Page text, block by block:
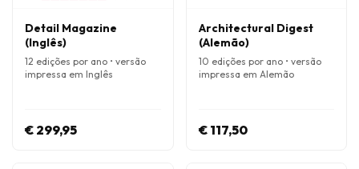
Detail Magazine
(Inglês)
12 edições por ano • versão
impressa em Inglês
€ 299,95
Architectural Digest
(Alemão)
10 edições por ano • versão
impressa em Alemão
€ 117,50